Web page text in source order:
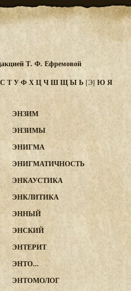
Т. Ф. Ефремовой
С ТУФХЦЧШЩЫЬ [Э] Ю Я
ЭНЗИМ
ЭНЗИМЫ
ЭНИГМА
ЭНИГМАТИЧНОСТЬ
ЭНКАУСТИКА
ЭНКЛИТИКА
ЭННЫЙ
ЭНСКИЙ
ЭНТЕРИТ
ЭНТО...
ЭНТОМОЛОГ